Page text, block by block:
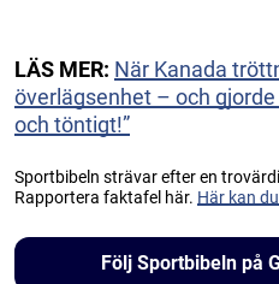
LÄS MER: När Kanada
överlägsenhet – och
och töntigt!”
Sportbibeln strävar efter en
Rapportera faktafel här. Här kan
Följ Sportbibeln på